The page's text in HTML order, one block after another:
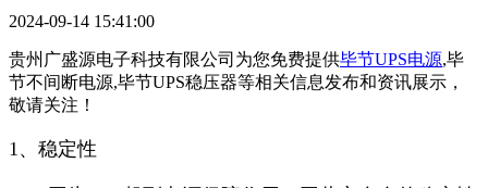
2024-09-14 15:41:00
贵州广盛源电子科技有限公司为您免费提供毕节UPS电源,毕
节不间断电源,毕节UPS稳压器等相关信息发布和资讯展示，
敬请关注！
1、稳定性